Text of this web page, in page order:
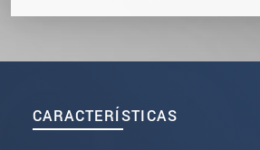
CARACTERÍSTICAS